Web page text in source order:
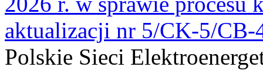
aktualizacji nr 5/CK-5/CB-
Polskie Sieci